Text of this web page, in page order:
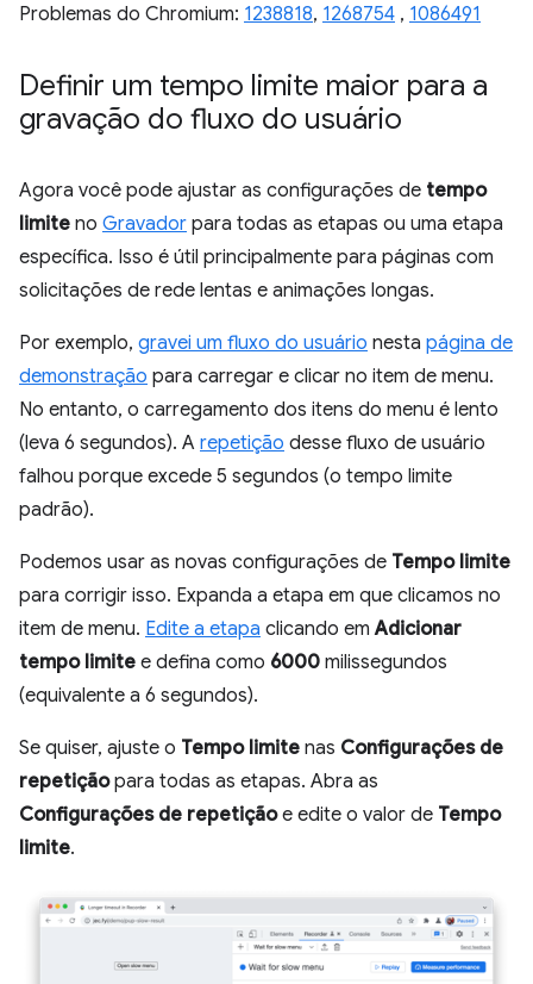
Problemas do Chromium: 1238818, 1268754 , 1086491
Definir um tempo limite maior para a
gravação do fluxo do usuário
Agora você pode ajustar as configurações de tempo
limite no Gravador para todas as etapas ou uma etapa
específica. Isso é útil principalmente para páginas com
solicitações de rede lentas e animações longas.
Por exemplo, gravei um fluxo do usuário nesta página de
demonstração para carregar e clicar no item de menu.
No entanto, o carregamento dos itens do menu é lento
(leva 6 segundos). A repetição desse fluxo de usuário
falhou porque excede 5 segundos (o tempo limite
padrão).
Podemos usar as novas configurações de Tempo limite
para corrigir isso. Expanda a etapa em que clicamos no
item de menu. Edite a etapa clicando emAdicionar
tempo limite e defina como 6000 milissegundos
(equivalente a 6 segundos).
Se quiser, ajuste o Tempo limite nas Configurações de
repetiçãopara todas as etapas. Abra as
Configurações de repetiçãoe edite o valor de Tempo
limite.